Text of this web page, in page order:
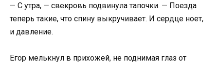
— С утра, — свекровь подвинула тапочки. — Поезда
теперь такие, что спину выкручивает. И сердце ноет,
и давление.
Егор мелькнул в прихожей, не поднимая глаз от